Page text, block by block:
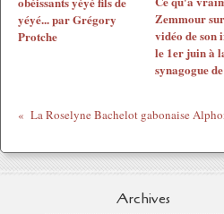
yéyé... par Grégory
Protche
Zemmour
vidéo de son
le 1er juin à
synagogue
Archives